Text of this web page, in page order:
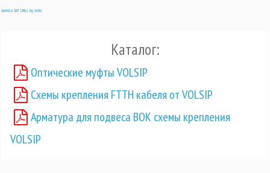
Joomla SEF URLs by Artio
Каталог:
Оптические муфты VOLSIP
Схемы крепления FTTH кабеля от VOLSIP
Арматура для подвеса ВОК схемы крепления
VOLSIP